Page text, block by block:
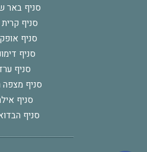
סניף באר
סניף
סניף
סניף
סניף
סניף מצפה
סניף
סניף